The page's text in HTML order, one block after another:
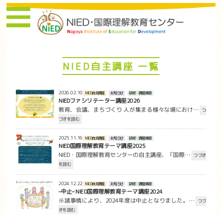
NIED自主講座 一覧
2026.02.10 NIED自主講座 お知らせ 研修・講座情報
NIEDファシリテーター講座2026
教育、会議、まちづくり 人が集まる様々な場におけ… つ
づきを読む
2025.11.16 NIED自主講座 お知らせ 研修・講座情報
NIED国際理解教育テーマ講座2025
NIED・国際理解教育センターの自主講座、「国際… つづき
を読む
2024.12.22 NIED自主講座 お知らせ 研修・講座情報
–中止– NIED国際理解教育テーマ講座2024
※諸事情により、2024年度は中止となりました。… つづ
きを読む